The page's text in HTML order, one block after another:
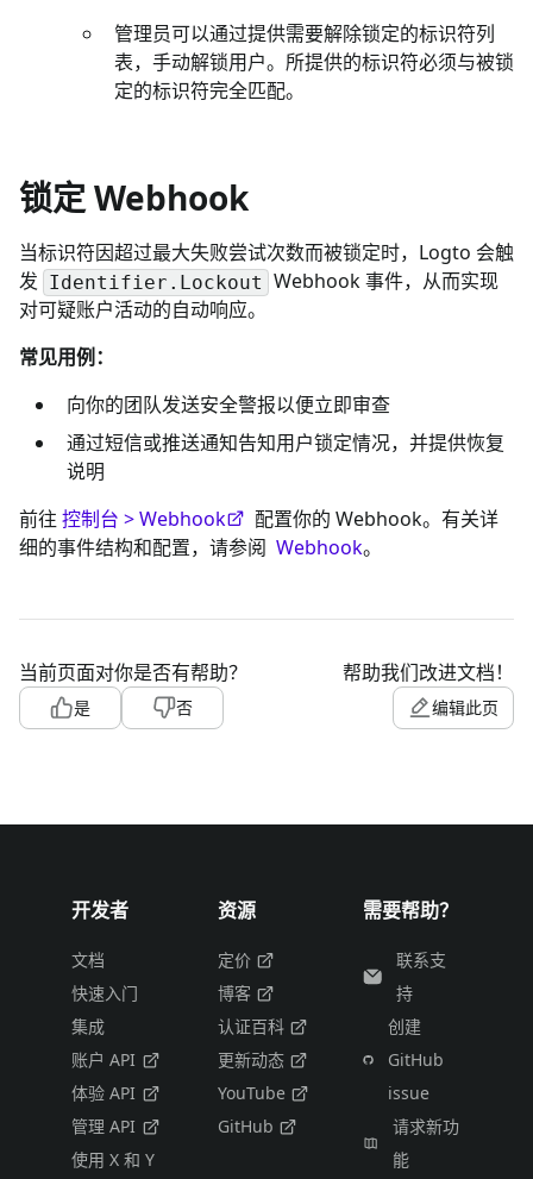
管理员可以通过提供需要解除锁定的标识符列
表，手动解锁用户。所提供的标识符必须与被锁
定的标识符完全匹配。
锁定 Webhook
当标识符因超过最大失败尝试次数而被锁定时，Logto 会触
发 Identifier.Lockout Webhook 事件，从而实现
对可疑账户活动的自动响应。
常见用例：
向你的团队发送安全警报以便立即审查
通过短信或推送通知告知用户锁定情况，并提供恢复
说明
前往 控制台 > Webhook
配置你的 Webhook。有关详
细的事件结构和配置，请参阅 Webhook。
当前页面对你是否有帮助？
是 否
帮助我们改进文档！
编辑此页
开发者
文档
快速入门
集成
账户 API
体验 API
管理 API
使用 X 和 Y
资源
定价
博客
认证百科
更新动态
YouTube
GitHub
需要帮助？
联系支
持
创建
GitHub
issue
请求新功
能